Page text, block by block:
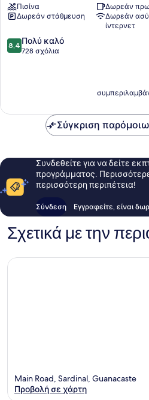
Coco
Beach
Πισίνα
Δωρεάν
Δωρεάν στάθμευση
Δωρεάν
ίντερνετ
8.4
στα
8,4 Πολύ καλό
728 σχόλια
Σύγκριση
Συνδεθείτε για να δείτε
προγράμματος.
περισσότερη περιπέτεια!
Σύνδεση Εγγραφείτε, είναι
Σχετικά με την
Main Road, Sardinal, Guanacaste
Προβολή σε χάρτη